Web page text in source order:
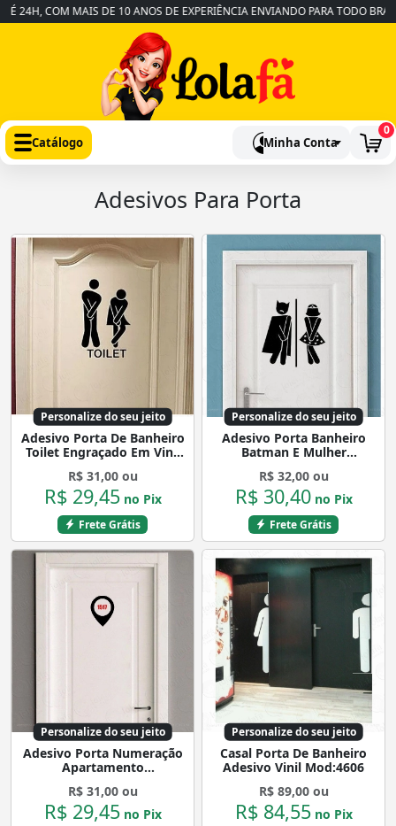
COM MAIS DE 10 ANOS DE EXPERIÊNCIA ENVIANDO PARA TODO BRASIL
Catálogo Minha Conta
0
Adesivos Para Porta
Personalize do seu jeito
Adesivo Porta De Banheiro
Toilet Engraçado Em Vinil
R$ 31,00 ou
R$ 29,45 no Pix
Frete Grátis
Personalize do seu jeito
Adesivo Porta Banheiro
Batman E Mulher
R$ 32,00 ou
R$ 30,40 no Pix
Frete Grátis
Personalize do seu jeito
Adesivo Porta Numeração
Apartamento
Mod:4079
R$ 31,00 ou
R$ 29,45 no Pix
Personalize do seu jeito
Casal Porta De Banheiro
Adesivo Vinil Mod:4606
R$ 89,00 ou
R$ 84,55 no Pix